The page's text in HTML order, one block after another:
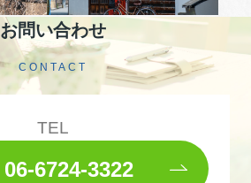
お問い合わせ
CONTACT
TEL
06-6724-3322